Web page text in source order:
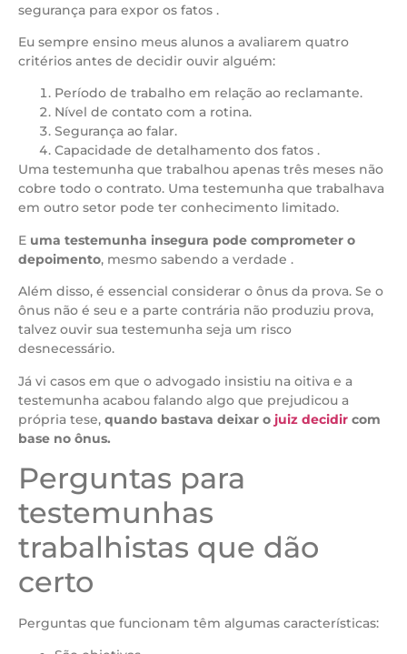
segurança para expor os fatos .
Eu sempre ensino meus alunos a avaliarem quatro
critérios antes de decidir ouvir alguém:
Período de trabalho em relação ao reclamante.
Nível de contato com a rotina.
Segurança ao falar.
Capacidade de detalhamento dos fatos .
Uma testemunha que trabalhou apenas três meses não
cobre todo o contrato. Uma testemunha que trabalhava
em outro setor pode ter conhecimento limitado.
E uma testemunha insegura pode comprometer o
depoimento, mesmo sabendo a verdade .
Além disso, é essencial considerar o ônus da prova. Se o
ônus não é seu e a parte contrária não produziu prova,
talvez ouvir sua testemunha seja um risco
desnecessário.
Já vi casos em que o advogado insistiu na oitiva e a
testemunha acabou falando algo que prejudicou a
própria tese, quando bastava deixar o juiz decidir com
base no ônus.
Perguntas para
testemunhas
trabalhistas que dão
certo
Perguntas que funcionam têm algumas características: